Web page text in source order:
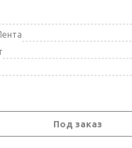
Под заказ